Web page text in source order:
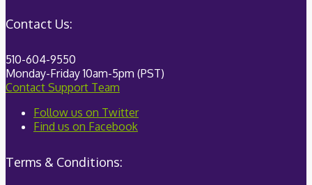
Contact Us:
510-604-9550
Monday-Friday 10am-5pm (PST)
Contact Support Team
Follow us on Twitter
Find us on Facebook
Terms & Conditions: